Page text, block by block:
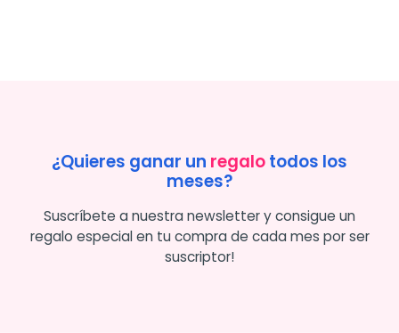
¿Quieres ganar un regalotodos los
meses?
Suscríbete a nuestra newsletter y consigue un
regalo especial en tu compra de cada mes por ser
suscriptor!